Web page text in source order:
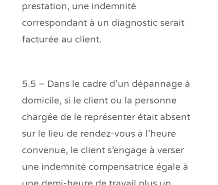
prestation, une indemnité
correspondant à un diagnostic serait
facturée au client.
5.5 – Dans le cadre d’un dépannage à
domicile, si le client ou la personne
chargée de le représenter était absent
sur le lieu de rendez-vous à l’heure
convenue, le client s’engage à verser
une indemnité compensatrice égale à